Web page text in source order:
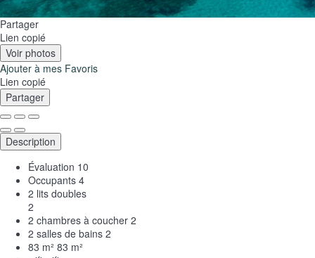
Partager
Lien copié
Voir photos
Ajouter à mes Favoris
Lien copié
Partager
Description
Évaluation 10
Occupants 4
2 lits doubles
2
2 chambres à coucher 2
2 salles de bains 2
83 m² 83 m²